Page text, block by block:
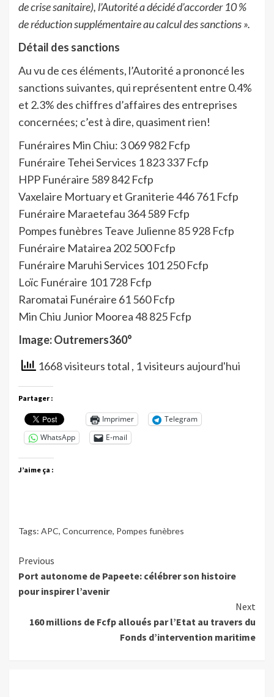
de crise sanitaire), l’Autorité a décidé d’accorder 10 %
de réduction supplémentaire au calcul des sanctions ».
Détail des sanctions
Au vu de ces éléments, l’Autorité a prononcé les
sanctions suivantes, qui représentent entre 0.4%
et 2.3% des chiffres d’affaires des entreprises
concernées; c’est à dire, quasiment rien!
Funéraires Min Chiu: 3 069 982 Fcfp
Funéraire Tehei Services 1 823 337 Fcfp
HPP Funéraire 589 842 Fcfp
Vaxelaire Mortuary et Graniterie 446 761 Fcfp
Funéraire Maraetefau 364 589 Fcfp
Pompes funèbres Teave Julienne 85 928 Fcfp
Funéraire Matairea 202 500 Fcfp
Funéraire Maruhi Services 101 250 Fcfp
Loïc Funéraire 101 728 Fcfp
Raromatai Funéraire 61 560 Fcfp
Min Chiu Junior Moorea 48 825 Fcfp
Image: Outremers360°
1668 visiteurs total , 1 visiteurs aujourd'hui
Partager :
Imprimer
Telegram
WhatsApp
E-mail
J’aime ça :
Tags: APC, Concurrence, Pompes funèbres
Continue
Reading
Previous
Port autonome de Papeete: célébrer son histoire
pour inspirer l’avenir
Next
160 millions de Fcfp alloués par l’Etat au travers du
Fonds d’intervention maritime